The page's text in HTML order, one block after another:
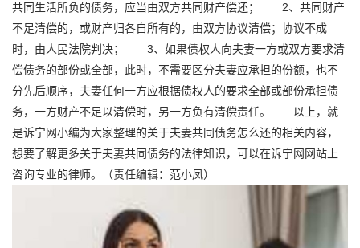
共同生活所负的债务，应当由双方共同财产偿还； 2、共同财产
不足清偿的，或财产归各自所有的，由双方协议清偿；协议不成
时，由人民法院判决； 3、如果债权人向夫妻一方或双方要求清
偿债务的部份或全部，此时，不需要区分夫妻应承担的份额，也不
分先后顺序，夫妻任何一方应根据债权人的要求全部或部份承担债
务，一方财产不足以清偿时，另一方负有清偿责任。 以上，就
是诉宁网小编为大家整理的关于夫妻共同债务怎么还的相关内容，
想要了解更多关于夫妻共同债务的法律知识，可以在诉宁网网站上
咨询专业的律师。（责任编辑：范小凤）